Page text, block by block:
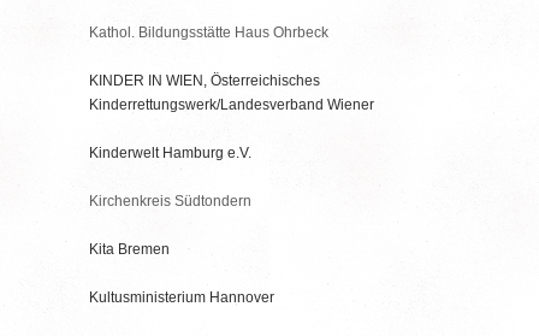
Kathol. Bildungsstätte Haus Ohrbeck
KINDER IN WIEN, Österreichisches
Kinderrettungswerk/Landesverband Wiener
Kinderwelt Hamburg e.V.
Kirchenkreis Südtondern
Kita Bremen
Kultusministerium Hannover